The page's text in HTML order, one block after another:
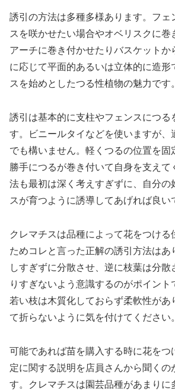
誘引の方法は多種多様あります。フェ
スを咲かせたい場合やオベリスクに巻
アーチに巻き付かせたりバスケットか
に応じて平面的あるいは立体的に造形
スを始めとしたつる性植物の魅力です。
誘引は基本的に支柱やフェンスにつる
す。ビニールタイなどを使いますが、
でも構いません。軽くつるの位置を固
勝手につるが巻き付いて自身を支えて
法も最初は深く考えすぎずに、自分の
スが育つように誘導してあげれば良い
クレマチスは品種によって花をつける
ためコレと言った正解の誘引方法はあ
しすぎずに分散させ、逆に枝葉は分
りすぎないよう意識するのがポイン
若い枝は木質化しておらず柔軟性があ
て折らないように気を付けてください。
可能であれば苗を購入する時に花をつ
定に関する説明を店員さんから聞くの
す。クレマチスは園芸品種があまりに